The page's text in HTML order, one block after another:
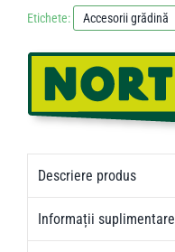
sol
LDPE
pentru
căpșuni
NORTENE
FRESAFILM
Etichete: Accesorii grădină
Descriere produs
Informații suplimentare